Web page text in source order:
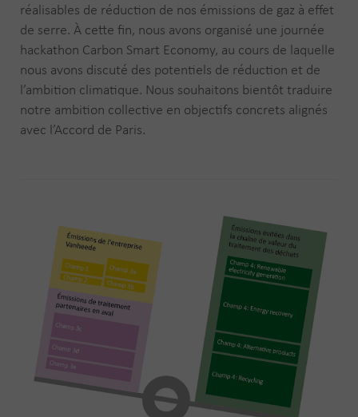
réalisables de réduction de nos émissions de gaz à effet
de serre. À cette fin, nous avons organisé une journée
hackathon Carbon Smart Economy, au cours de laquelle
nous avons discuté des potentiels de réduction et de
l’ambition climatique. Nous souhaitons bientôt traduire
notre ambition collective en objectifs concrets alignés
avec l’Accord de Paris.